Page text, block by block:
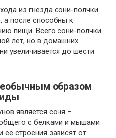
из гнезда сони-полчки
а после способны к
пищи. Всего сони-полчки
лет, но в домашних
увеличивается до шести
образом
является соня –
с белками и мышами
строения зависят от